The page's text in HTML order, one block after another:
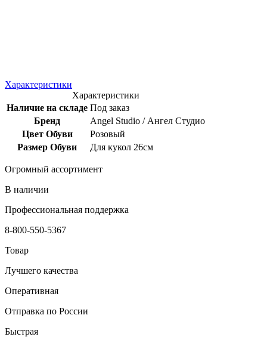
Характеристики
Характеристики
Наличие на складе Под заказ
Бренд
Angel Studio / Ангел Студио
Цвет Обуви
Розовый
Размер Обуви
Для кукол 26см
Огромный ассортимент
В наличии
Профессиональная поддержка
8-800-550-5367
Товар
Лучшего качества
Оперативная
Отправка по России
Быстрая